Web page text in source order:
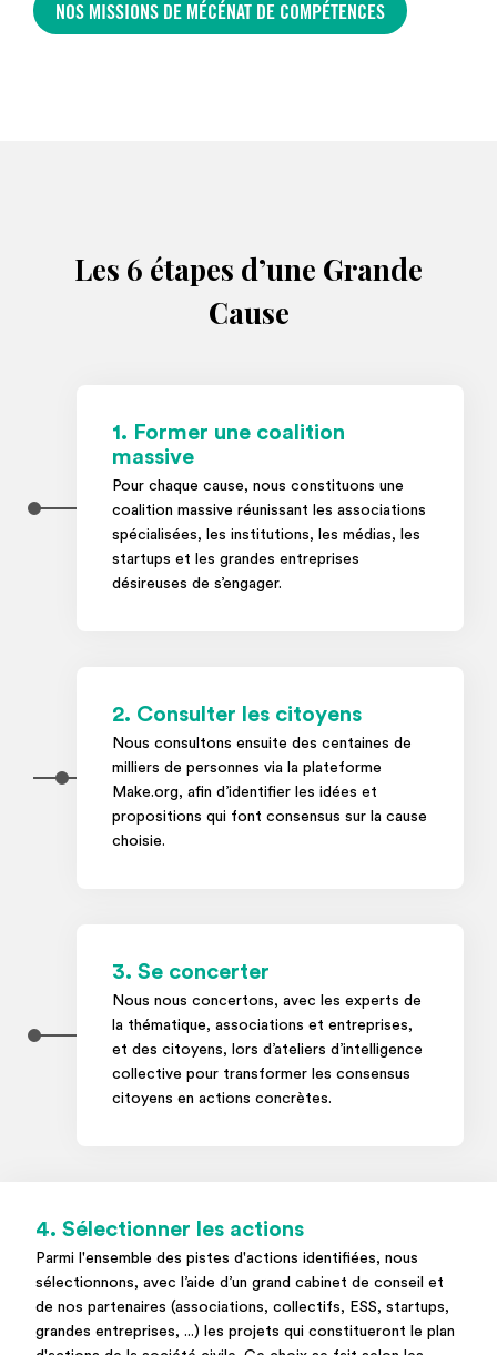
NOS MISSIONS DE MÉCÉNAT DE COMPÉTENCES
Les 6 étapes d’une Grande
Cause
1. Former une coalition
massive
Pour chaque cause, nous constituons une
coalition massive réunissant les associations
spécialisées, les institutions, les médias, les
startups et les grandes entreprises
désireuses de s’engager.
2. Consulter les citoyens
Nous consultons ensuite des centaines de
milliers de personnes via la plateforme
Make.org, afin d’identifier les idées et
propositions qui font consensus sur la cause
choisie.
3. Se concerter
Nous nous concertons, avec les experts de
la thématique, associations et entreprises,
et des citoyens, lors d’ateliers d’intelligence
collective pour transformer les consensus
citoyens en actions concrètes.
4. Sélectionner les actions
Parmi l'ensemble des pistes d'actions identifiées, nous
sélectionnons, avec l’aide d’un grand cabinet de conseil et
de nos partenaires (associations, collectifs, ESS, startups,
grandes entreprises, ...) les projets qui constitueront le plan